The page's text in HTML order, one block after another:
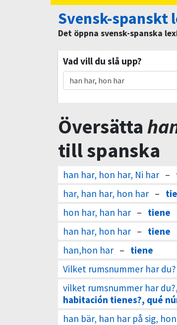
Svensk-spanskt
Det öppna svensk-spanska
Vad vill du slå upp?
Översätta
till spanska
han har, hon har, Ni har –
har, han har, hon har –
hon har, han har – tiene
han har, hon har – tiene
han,hon har – tiene
Vilket rumsnummer har du?
vilket rumsnummer har
habitación tienes?, qué
han bär, han har på sig,